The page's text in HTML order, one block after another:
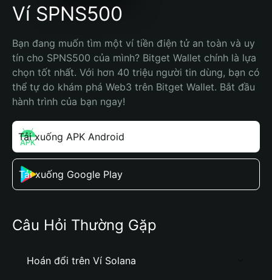
Ví SPNS500
Bạn đang muốn tìm một ví tiền điện tử an toàn và uy
tín cho SPNS500 của mình? Bitget Wallet chính là lựa
chọn tốt nhất. Với hơn 40 triệu người tin dùng, bạn có
thể tự do khám phá Web3 trên Bitget Wallet. Bắt đầu
hành trình của bạn ngay!
Tải xuống APK Android
Tải xuống Google Play
Câu Hỏi Thường Gặp
Hoán đổi trên Ví Solana